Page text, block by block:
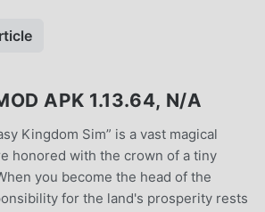
APK 1.13.64, N/A
Kingdom Sim” is a vast magical
honored with the crown of a tiny
you become the head of the
for the land's prosperity rests